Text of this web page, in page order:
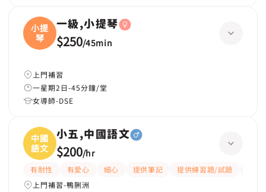
小提
琴
一級,小提琴
$250/45min
上門補習
一星期2日-45分鐘/堂
女導師-DSE
中國
語文
小五,中國語文
$200/hr
有耐性 有愛心 細心 提供筆記 提供練習題/試題
上門補習-鴨脷洲